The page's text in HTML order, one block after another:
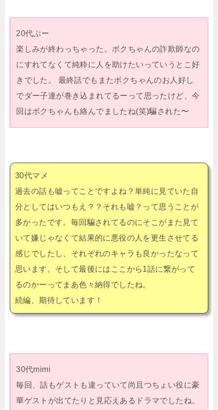
20代ぷー
楽しみが終わっちゃった。ボクちゃんの詐欺師なの
にすれてなくて純粋に人を助けたいっていうとこ好
きでした。 最終話でもまたボクちゃんのお人好し
でダー子達が巻き込まれてるーって思ったけど、今
回はボクちゃんも絡んでましたね(笑)騙された〜
30代マメ
過去の話も嘘ってことですよね？単純に見ていた自
分としてはいつもえ？？それも嘘？って思うことが
多かったです。毎回騙されてるのにそこがまた見て
いて嫌じゃなくて結果的に悪役の人を更生させてる
感じでしたし、それぞれのキャラも良かったなって
思います。そして最後にはここから1話に繋がって
るのかーってまあ色々納得でしたね。
続編、期待しています！
30代mimi
毎回、話もゲストも違っていて尚且つちょい役に豪
華ゲストが出てたりと見応えあるドラマでしたね。